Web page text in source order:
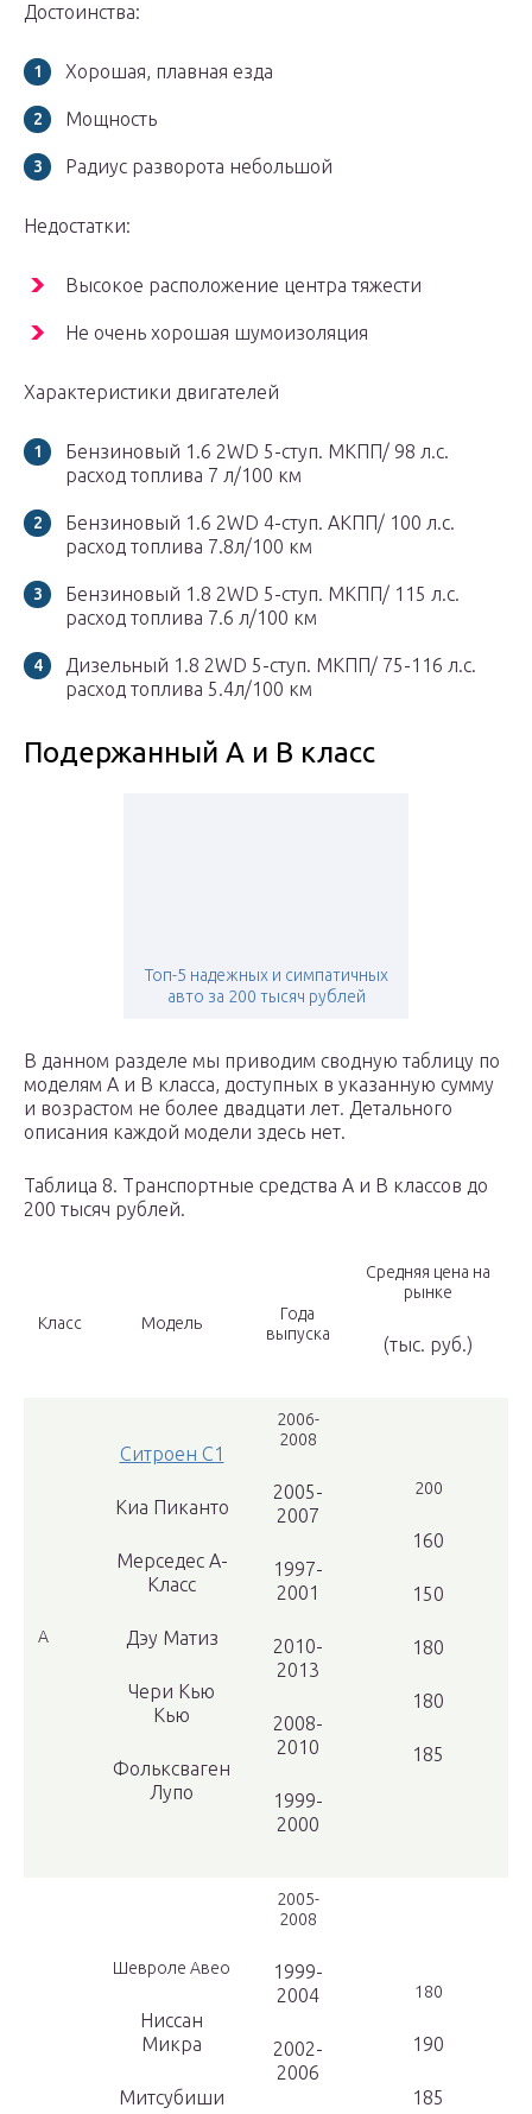
Достоинства:
Хорошая, плавная езда
Мощность
Радиус разворота небольшой
Недостатки:
Высокое расположение центра тяжести
Не очень хорошая шумоизоляция
Характеристики двигателей
Бензиновый 1.6 2WD 5-ступ. МКПП/ 98 л.с.
расход топлива 7 л/100 км
Бензиновый 1.6 2WD 4-ступ. АКПП/ 100 л.с.
расход топлива 7.8л/100 км
Бензиновый 1.8 2WD 5-ступ. МКПП/ 115 л.с.
расход топлива 7.6 л/100 км
Дизельный 1.8 2WD 5-ступ. МКПП/ 75-116 л.с.
расход топлива 5.4л/100 км
Подержанный A и B класс
Топ-5 надежных и симпатичных
авто за 200 тысяч рублей
В данном разделе мы приводим сводную таблицу по
моделям А и В класса, доступных в указанную сумму
и возрастом не более двадцати лет. Детального
описания каждой модели здесь нет.
Таблица 8. Транспортные средства А и В классов до
200 тысяч рублей.
Класс Модель
Года
выпуска
Средняя цена на
рынке
(тыс. руб.)
А
Ситроен С1
Киа Пиканто
Мерседес А-
Класс
Дэу Матиз
Чери Кью
Кью
Фольксваген
Лупо
2006-
2008
2005-
2007
1997-
2001
2010-
2013
2008-
2010
1999-
2000
200
160
150
180
180
185
Шевроле Авео
Ниссан
Микра
Митсубиши
2005-
2008
1999-
2004
2002-
2006
180
190
185